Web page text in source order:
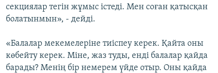
секциялар тегін жұмыс істеді. Мен соған қатысқан
болатынмын», - дейді.
«Балалар мекемелеріне тиіспеу керек. Қайта оны
көбейту керек. Міне, жаз туды, енді балалар қайда
барады? Менің бір немерем үйде отыр. Оны қайда